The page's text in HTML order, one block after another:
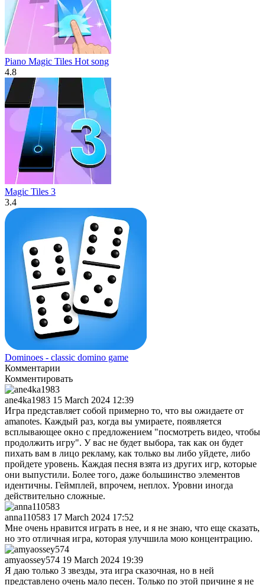
Piano Magic Tiles Hot song
4.8
Magic Tiles 3
3.4
Dominoes - classic domino game
Комментарии
Комментировать
ane4ka1983 15 March 2024 12:39
Игра представляет собой примерно то, что вы ожидаете от
amanotes. Каждый раз, когда вы умираете, появляется
всплывающее окно с предложением "посмотреть видео, чтобы
продолжить игру". У вас не будет выбора, так как он будет
пихать вам в лицо рекламу, как только вы либо уйдете, либо
пройдете уровень. Каждая песня взята из других игр, которые
они выпустили. Более того, даже большинство элементов
идентичны. Геймплей, впрочем, неплох. Уровни иногда
действительно сложные.
anna110583 17 March 2024 17:52
Мне очень нравится играть в нее, и я не знаю, что еще сказать,
но это отличная игра, которая улучшила мою концентрацию.
amyaossey574 19 March 2024 19:39
Я даю только 3 звезды, эта игра сказочная, но в ней
представлено очень мало песен. Только по этой причине я не